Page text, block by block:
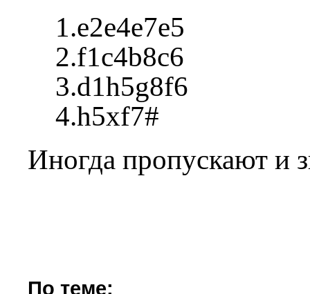
1.e2e4e7e5
2.f1c4b8c6
3.d1h5g8f6
4.h5xf7#
Иногда пропускают и
По теме: